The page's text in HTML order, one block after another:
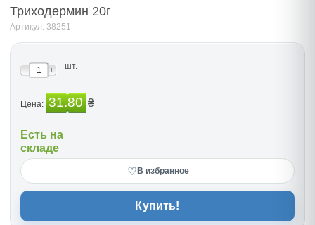
Триходермин 20г
Артикул: 38251
шт.
Цена: 31.80 ₴
Есть на
складе
♡ В избранное
Купить!